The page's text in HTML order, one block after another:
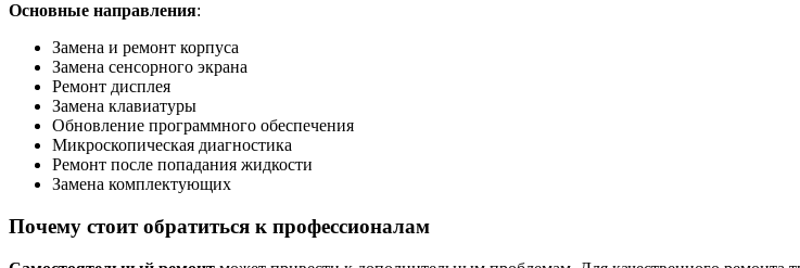
Основные направления:
Замена и ремонт корпуса
Замена сенсорного экрана
Ремонт дисплея
Замена клавиатуры
Обновление программного обеспечения
Микроскопическая диагностика
Ремонт после попадания жидкости
Замена комплектующих
Почему стоит обратиться к профессионалам